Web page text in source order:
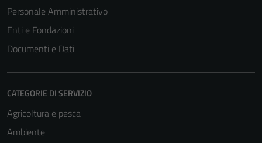
Personale Amministrativo
Enti e Fondazioni
Documenti e Dati
CATEGORIE DI SERVIZIO
Agricoltura e pesca
Ambiente